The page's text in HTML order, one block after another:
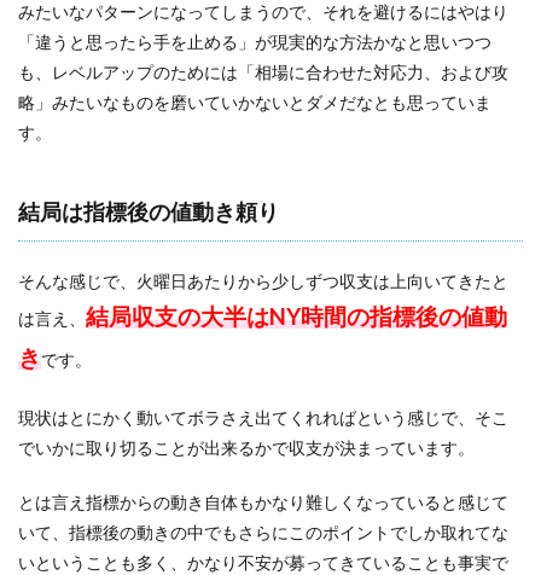
みたいなパターンになってしまうので、それを避けるにはやはり
「違うと思ったら手を止める」が現実的な方法かなと思いつつ
も、レベルアップのためには「相場に合わせた対応力、および攻
略」みたいなものを磨いていかないとダメだなとも思っていま
す。
結局は指標後の値動き頼り
そんな感じで、火曜日あたりから少しずつ収支は上向いてきたと
は言え、 結局収支の大半はNY時間の指標後の値動
きです。
現状はとにかく動いてボラさえ出てくれればという感じで、そこ
でいかに取り切ることが出来るかで収支が決まっています。
とは言え指標からの動き自体もかなり難しくなっていると感じて
いて、指標後の動きの中でもさらにこのポイントでしか取れてな
いということも多く、かなり不安が募ってきていることも事実で